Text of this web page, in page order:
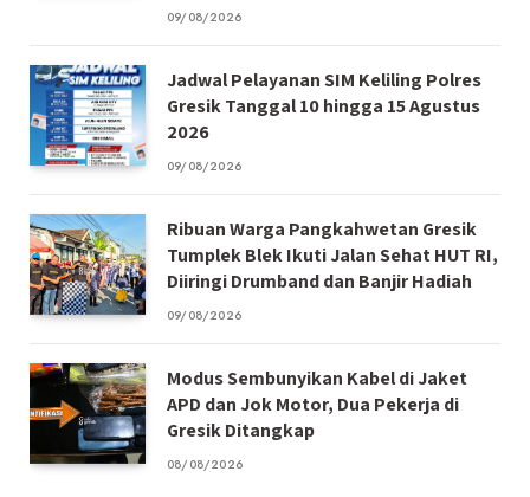
09/08/2026
Jadwal Pelayanan SIM Keliling Polres
Gresik Tanggal 10 hingga 15 Agustus
2026
09/08/2026
Ribuan Warga Pangkahwetan Gresik
Tumplek Blek Ikuti Jalan Sehat HUT RI,
Diiringi Drumband dan Banjir Hadiah
09/08/2026
Modus Sembunyikan Kabel di Jaket
APD dan Jok Motor, Dua Pekerja di
Gresik Ditangkap
08/08/2026